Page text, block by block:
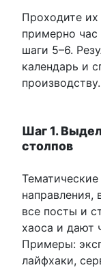
Проходите их
примерно час
шаги 5–6.
календарь и
производству.
Шаг 1.
столпов
направления,
все посты и
хаоса и дают
Примеры:
лайфхаки,